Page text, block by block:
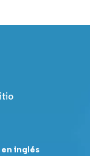
inglés